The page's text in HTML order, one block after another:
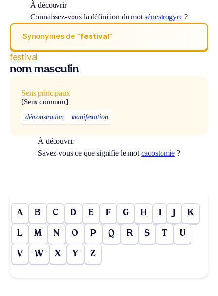
À découvrir
Connaissez-vous la définition du motsénestrogyre ?
Synonymes de “festival“
festival
nom masculin
Sens principaux
[Sens commun]
démonstration manifestation
À découvrir
Savez-vous ce que signifie le motcacostomie ?
A B C D E F G H I J K
L M N O P Q R S T U
V W X Y Z